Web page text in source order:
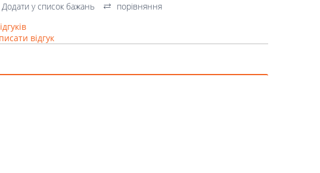
Додати у список бажань
порівняння
відгук